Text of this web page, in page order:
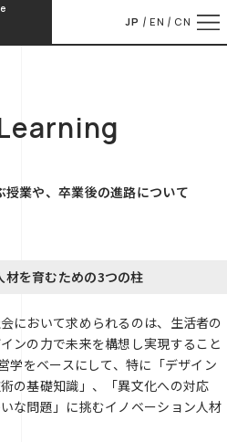
JP EN CN
授業や、卒業後の進路について
材を育むための3つの柱
において求められるのは、生活者の
ンの力で未来を構想し実現すること
学をベースにして、特に「デザイン
の基礎知識」、「異文化への対応
な問題」に挑むイノベーション人材